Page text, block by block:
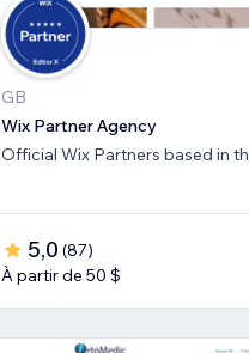
GB
Wix Partner Agency
Official Wix Partners based in
5,0 (87)
À partir de 50 $